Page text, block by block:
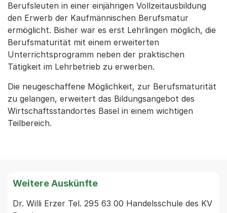
Berufsleuten in einer einjährigen Vollzeitausbildung
den Erwerb der Kaufmännischen Berufsmatur
ermöglicht. Bisher war es erst Lehrlingen möglich, die
Berufsmaturität mit einem erweiterten
Unterrichtsprogramm neben der praktischen
Tätigkeit im Lehrbetrieb zu erwerben.
Die neugeschaffene Möglichkeit, zur Berufsmaturität
zu gelangen, erweitert das Bildungsangebot des
Wirtschaftsstandortes Basel in einem wichtigen
Teilbereich.
Weitere Auskünfte
Dr. Willi Erzer Tel. 295 63 00 Handelsschule des KV